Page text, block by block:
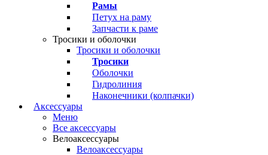
Рамы
Петух на раму
Запчасти к раме
Тросики и оболочки
Тросики и оболочки
Тросики
Оболочки
Гидролиния
Наконечники (колпачки)
Аксессуары
Меню
Все аксессуары
Велоаксессуары
Велоаксессуары